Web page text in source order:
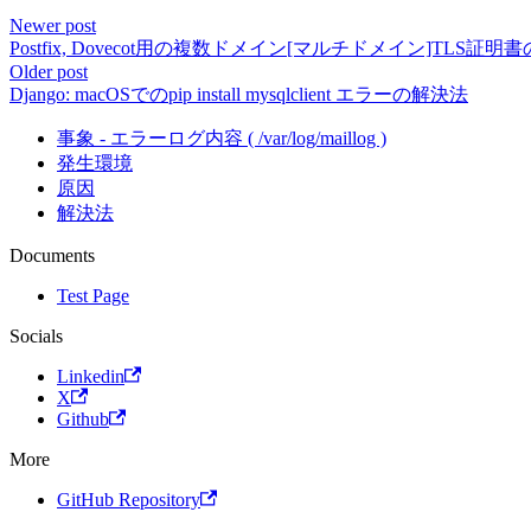
Newer post
Postfix, Dovecot用の複数ドメイン[マルチドメイン]TLS証明
Older post
Django: macOSでのpip install mysqlclient エラーの解決法
事象 - エラーログ内容 ( /var/log/maillog )
発生環境
原因
解決法
Documents
Test Page
Socials
Linkedin
X
Github
More
GitHub Repository